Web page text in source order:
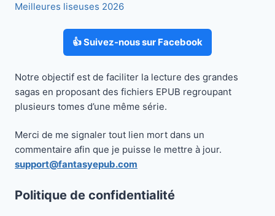
Meilleures liseuses 2026
👍 Suivez-nous sur Facebook
Notre objectif est de faciliter la lecture des grandes
sagas en proposant des fichiers EPUB regroupant
plusieurs tomes d’une même série.
Merci de me signaler tout lien mort dans un
commentaire afin que je puisse le mettre à jour.
support@fantasyepub.com
Politique de confidentialité